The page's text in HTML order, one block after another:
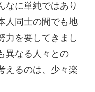
なに単純ではあり
人同士の間でも地
力を要してきまし
異なる人々との
えるのは、少々楽